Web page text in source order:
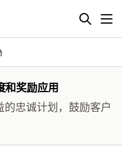
和奖励应用
忠诚计划，鼓励客户